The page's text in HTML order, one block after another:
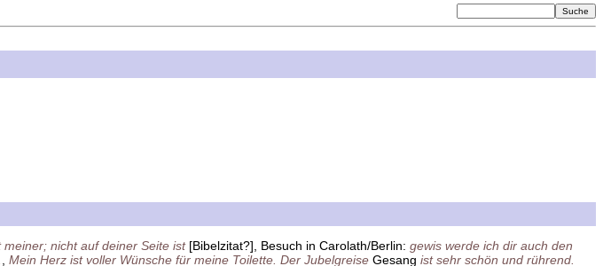
nicht auf deiner Seite ist[Bibelzitat?], Besuch in Carolath/Berlin: gewis werde ich dir auch den
Mein Herz ist voller Wünsche für meine Toilette. Der Jubelgreise Gesang ist sehr schön und rührend.